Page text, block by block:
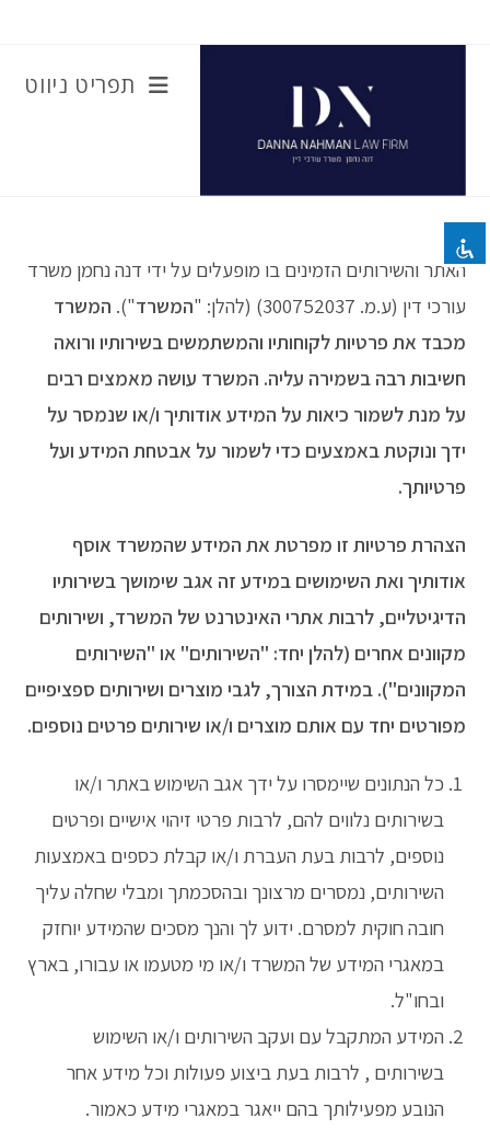
השבת את ההבזקים
ניווט במקלדת
title סמן כותרות
zoom_out זום (הקטנה)
zoom_in זום (הגדלה)
remove_circle_outline הקטנת גופן
add_circle_outline הגדלת גופן
spellcheck גופן קריא
brightness_high ניגודיות בהירה
brightness_low ניגודיות כהה
הוסף קו תחתון לקישורים
סמן קישורים
לאפס את כל האפשרויות
cached
תפריט ניווט
האתר והשירותים הזמינים בו מופעלים על ידי דנה נחמן משרד
עורכי דין (ע.מ. 300752037) (להלן: "
המשרד"). המשרד
מכבד את פרטיות לקוחותיו והמשתמשים בשירותיו ורואה
חשיבות רבה בשמירה עליה. המשרד עושה מאמצים רבים
על מנת לשמור כיאות על המידע אודותיך ו/או שנמסר על
ידך ונוקטת באמצעים כדי לשמור על אבטחת המידע ועל
פרטיותך.
הצהרת פרטיות זו מפרטת את המידע שהמשרד אוסף
אודותיך ואת השימושים במידע זה אגב שימושך בשירותיו
הדיגיטליים, לרבות אתרי האינטרנט של המשרד, ושירותים
מקוונים אחרים (להלן יחד: "השירותים" או "השירותים
המקוונים"). במידת הצורך, לגבי מוצרים ושירותים ספציפיים
מפורטים יחד עם אותם מוצרים ו/או שירותים פרטים נוספים.
כל הנתונים שיימסרו על ידך אגב השימוש באתר ו/או
בשירותים נלווים להם, לרבות פרטי זיהוי אישיים ופרטים
נוספים, לרבות בעת העברת ו/או קבלת כספים באמצעות
השירותים, נמסרים מרצונך ובהסכמתך ומבלי שחלה עליך
חובה חוקית למסרם. ידוע לך והנך מסכים שהמידע יוחזק
במאגרי המידע של המשרד ו/או מי מטעמו או עבורו, בארץ
ובחו"ל.
המידע המתקבל עם ועקב השירותים ו/או השימוש
בשירותים , לרבות בעת ביצוע פעולות וכל מידע אחר
הנובע מפעילותך בהם ייאגר במאגרי מידע כאמור.